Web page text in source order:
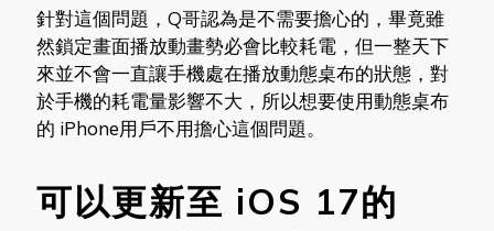
針對這個問題，Q哥認為是不需要擔心的，畢竟雖
然鎖定畫面播放動畫勢必會比較耗電，但一整天下
來並不會一直讓手機處在播放動態桌布的狀態，對
於手機的耗電量影響不大，所以想要使用動態桌布
的 iPhone用戶不用擔心這個問題。
可以更新至 iOS 17的